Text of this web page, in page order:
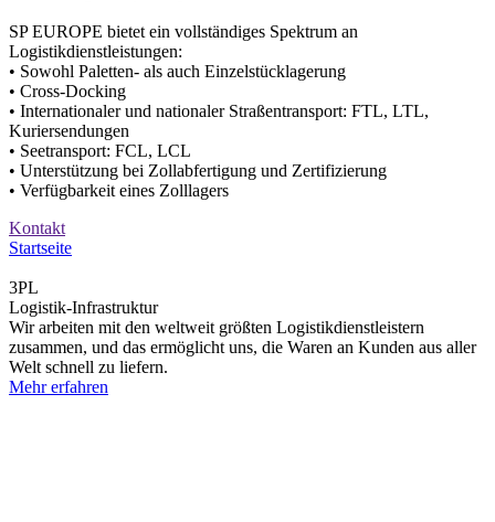
SP EUROPE bietet ein vollständiges Spektrum an
Logistikdienstleistungen:
• Sowohl Paletten- als auch Einzelstücklagerung
• Cross-Docking
• Internationaler und nationaler Straßentransport: FTL, LTL,
Kuriersendungen
• Seetransport: FCL, LCL
• Unterstützung bei Zollabfertigung und Zertifizierung
• Verfügbarkeit eines Zolllagers
Kontakt
Startseite
3PL
Logistik-Infrastruktur
Wir arbeiten mit den weltweit größten Logistikdienstleistern
zusammen, und das ermöglicht uns, die Waren an Kunden aus aller
Welt schnell zu liefern.
Mehr erfahren